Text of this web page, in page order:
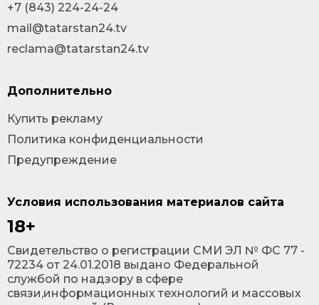
Условия использования материалов сайта
18+
Cвидетельство о регистрации СМИ ЭЛ № ФС 77 -
72234 от 24.01.2018 выдано Федеральной
службой по надзору в сфере
связи,информационных технологий и массовых
+7 (843) 224-24-24
mail@tatarstan24.tv
reclama@tatarstan24.tv
Дополнительно
Купить рекламу
Политика конфиденциальности
Предупреждение